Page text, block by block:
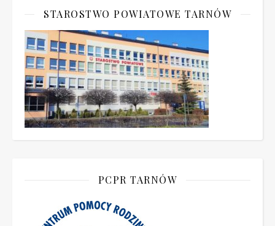
STAROSTWO POWIATOWE TARNÓW
PCPR TARNÓW